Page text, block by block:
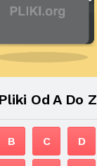
Od A Do Z
B C D